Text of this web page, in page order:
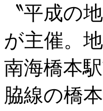
〝平成の
が主催。
南海橋本
脇線の橋